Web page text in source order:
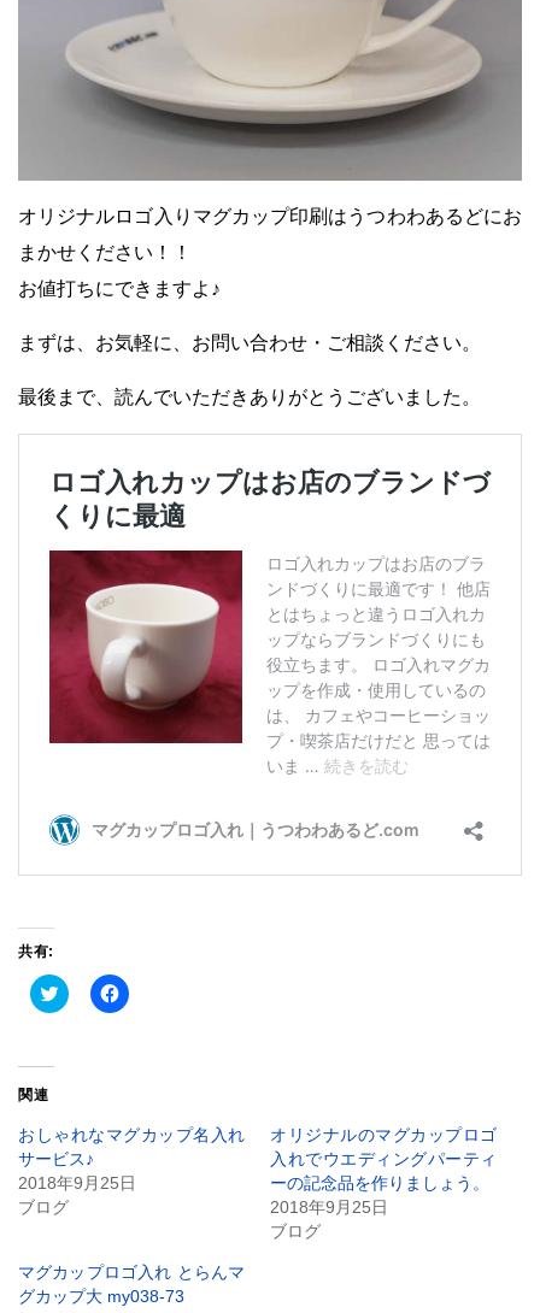
オリジナルロゴ入りマグカップ印刷はうつわわあるどにお
まかせください！！
お値打ちにできますよ♪
まずは、お気軽に、お問い合わせ・ご相談ください。
最後まで、読んでいただきありがとうございました。
共有:
ク
リ
有
(新
し
い
ウ
ィ
で
開
き
Facebook
で
リ
ッ
し
て
(新
し
い
関連
おしゃれなマグカップ名入れ
サービス♪
2018年9月25日
ブログ
オリジナルのマグカップロゴ
入れでウエディングパーティ
ーの記念品を作りましょう。
2018年9月25日
ブログ
マグカップロゴ入れ とらんマ
グカップ大 my038-73